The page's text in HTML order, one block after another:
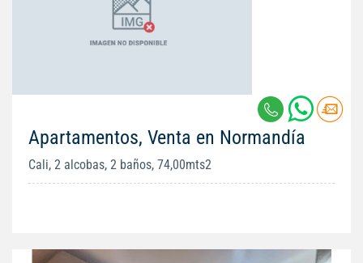
Apartamentos, Venta en Normandía
Cali, 2 alcobas, 2 baños, 74,00mts2